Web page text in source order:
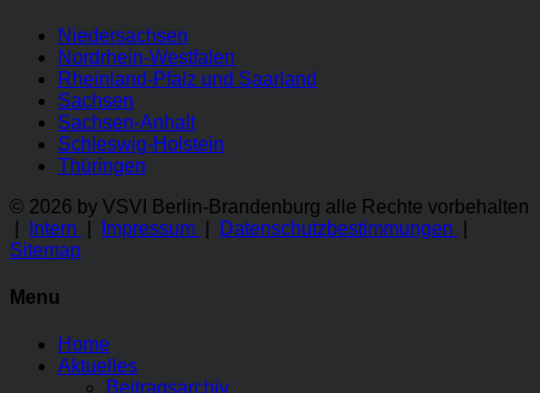
Niedersachsen
Nordrhein-Westfalen
Rheinland-Pfalz und Saarland
Sachsen
Sachsen-Anhalt
Schleswig-Holstein
Thüringen
© 2026 by VSVI Berlin-Brandenburg alle Rechte vorbehalten
Intern Impressum Datenschutzbestimmungen
Sitemap
Menu
Home
Aktuelles
Beitragsarchiv